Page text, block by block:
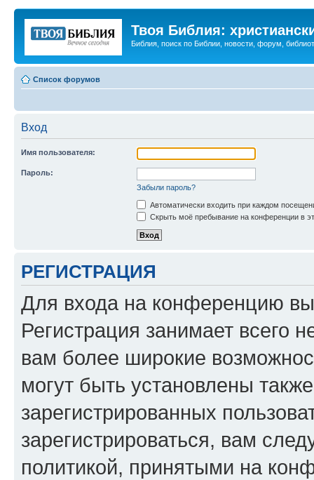
Твоя Библия:
Библия, поиск по Библии, новости, форум,
Список форумов
Вход
Имя пользователя:
Пароль:
Забыли пароль?
Автоматически входить при каждом
Скрыть моё пребывание на конференции в
РЕГИСТРАЦИЯ
Для входа на конференцию
Регистрация занимает всего
вам более широкие
могут быть установлены
зарегистрированных
зарегистрироваться, вам
политикой, принятыми на